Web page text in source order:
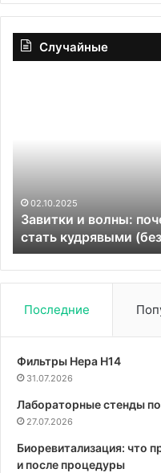
Случайные
как
отличить
стенокардию
от
инфаркта
Неприятные
пояснила, как
инфаркта
Последние
Фильтры Hepa Н14
31.07.2026
Лабораторные стенды
27.07.2026
Биоревитализация: что
и после процедуры